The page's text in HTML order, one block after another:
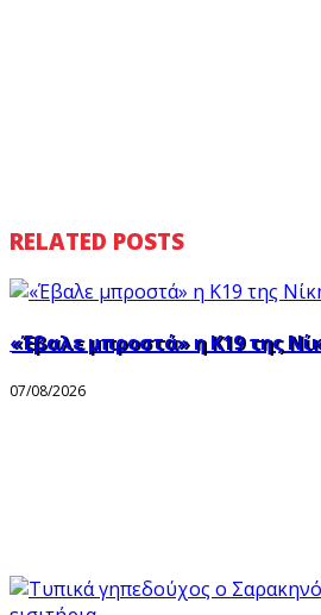
RELATED POSTS
«Έβαλε μπροστά» η Κ19 της
07/08/2026